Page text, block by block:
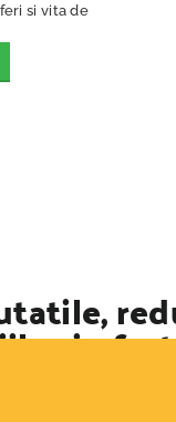
si vita de
si